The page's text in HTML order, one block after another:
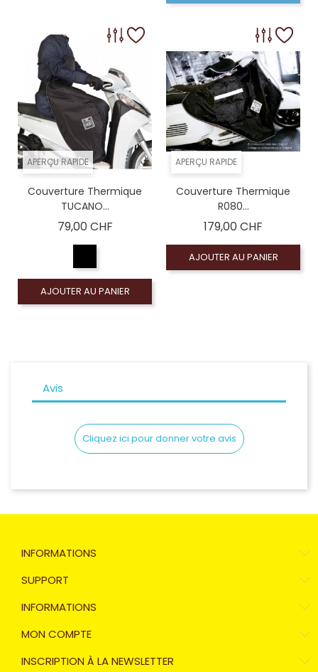
APERÇU RAPIDE
Couverture Thermique
TUCANO...
79,00 CHFPrix
AJOUTER AU PANIER
APERÇU RAPIDE
Couverture Thermique
R080...
179,00 CHF
AJOUTER AU PANIER
Avis
Cliquez ici pour donner votre avis
INFORMATIONS
SUPPORT
INFORMATIONS
MON COMPTE
INSCRIPTION À LA NEWSLETTER